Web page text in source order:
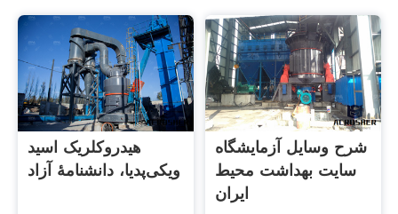
هیدروکلریک اسید
ویکی‌پدیا، دانشنامهٔ آزاد
شرح وسایل آزمایشگاه
سایت بهداشت محیط
ایران